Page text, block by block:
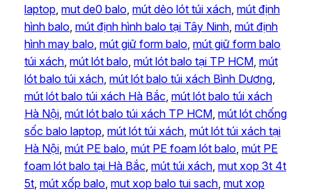
laptop, mut de0 balo, mút dẻo lót túi xách, mút định
hình balo, mút định hình balo tại Tây Ninh, mút định
hình may balo, mút giữ form balo, mút giữ form balo
túi xách, mút lót balo, mút lót balo tại TP HCM, mút
lót balo túi xách, mút lót balo túi xách Bình Dương
mút lót balo túi xách Hà Bắc, mút lót balo túi xách
Hà Nội, mút lót balo túi xách TP HCM, mút lót chống
sốc balo laptop, mút lót túi xách, mút lót túi xách tại
Hà Nội, mút PE balo, mút PE foam lót balo, mút PE
foam lót balo tại Hà Bắc, mút túi xách, mut xop 3t 4t
5t, mút xốp balo, mut xop balo tui sach, mut xop